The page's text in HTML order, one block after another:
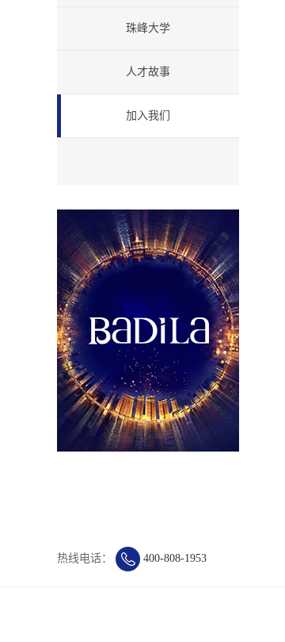
珠峰大学
人才故事
加入我们
热线电话： 400-808-1953